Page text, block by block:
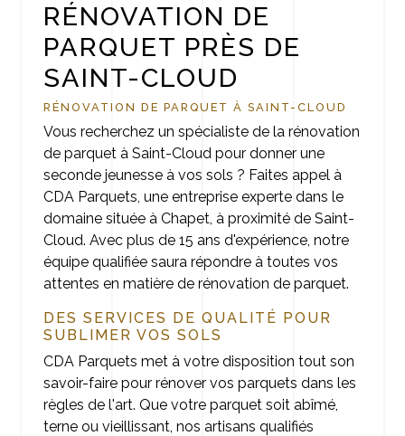
RÉNOVATION DE
PARQUET PRÈS DE
SAINT-CLOUD
RÉNOVATION DE PARQUET À SAINT-CLOUD
Vous recherchez un spécialiste de la rénovation
de parquet à Saint-Cloud pour donner une
seconde jeunesse à vos sols ? Faites appel à
CDA Parquets, une entreprise experte dans le
domaine située à Chapet, à proximité de Saint-
Cloud. Avec plus de 15 ans d'expérience, notre
équipe qualifiée saura répondre à toutes vos
attentes en matière de rénovation de parquet.
DES SERVICES DE QUALITÉ POUR
SUBLIMER VOS SOLS
CDA Parquets met à votre disposition tout son
savoir-faire pour rénover vos parquets dans les
règles de l'art. Que votre parquet soit abîmé,
terne ou vieillissant, nos artisans qualifiés